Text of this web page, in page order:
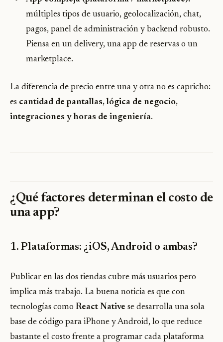
múltiples tipos de usuario, geolocalización, chat,
pagos, panel de administración y backend robusto.
Piensa en un delivery, una app de reservas o un
marketplace.
La diferencia de precio entre una y otra no es capricho:
es cantidad de pantallas, lógica de negocio,
integraciones y horas de ingeniería.
¿Qué factores determinan el costo de
una app?
1. Plataformas: ¿iOS, Android o ambas?
Publicar en las dos tiendas cubre más usuarios pero
implica más trabajo. La buena noticia es que con
tecnologías como React Native se desarrolla una sola
base de código para iPhone y Android, lo que reduce
bastante el costo frente a programar cada plataforma